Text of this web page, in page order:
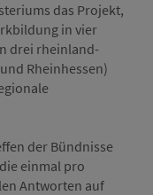
das Projekt,
in vier
drei rheinland-
Rheinhessen)
der Bündnisse
einmal pro
Antworten auf